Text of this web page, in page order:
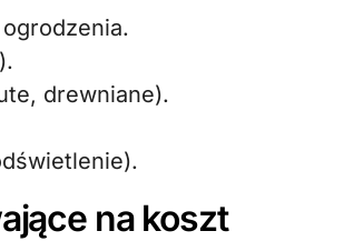
drewniane).
na koszt